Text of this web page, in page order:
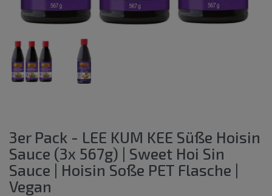
3er Pack - LEE KUM KEE Süße Hoisin
Sauce (3x 567g) | Sweet Hoi Sin
Sauce | Hoisin Soße PET Flasche |
Vegan